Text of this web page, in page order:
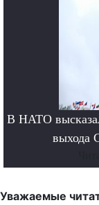
В НАТО
выхода
Уважаемые